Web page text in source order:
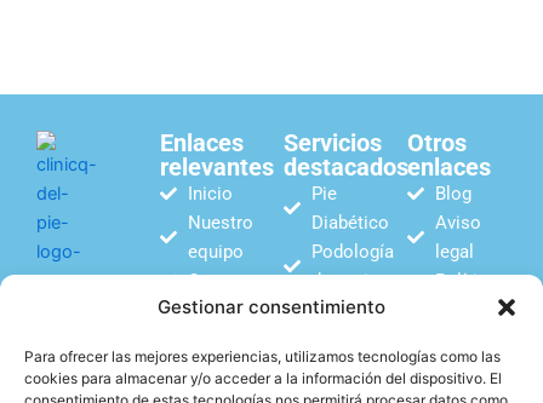
Gestionar consentimiento
Para ofrecer las mejores experiencias, utilizamos tecnologías como las
cookies para almacenar y/o acceder a la información del dispositivo. El
Especialistas
podología.
Enlaces
relevantes
Inicio
Nuestro
equipo
Contacto
Servicios
destacados
Pie
Diabético
Podología
deportiva
Plantillas
Estudio
biomecánico
Otros
enlaces
Blog
Aviso
legal
Política
Política
de